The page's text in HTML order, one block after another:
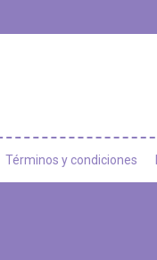
Términos y condiciones